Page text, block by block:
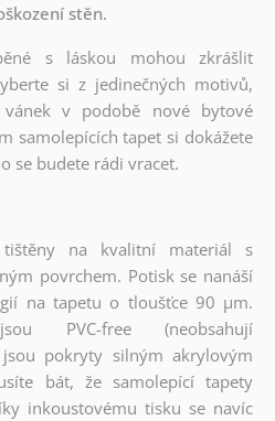
stěn.
s láskou mohou zkrášlit
si z jedinečných motivů,
v podobě nové bytové
samolepících tapet si dokážete
se budete rádi vracet.
tištěny na kvalitní materiál s
povrchem. Potisk se nanáší
na tapetu o tloušťce 90 µm.
PVC-free (neobsahují
pokryty silným akrylovým
bát, že samolepící tapety
inkoustovému tisku se navíc